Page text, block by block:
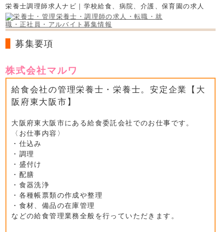
栄養士調理師求人ナビ｜学校給食、病院、介護、保育園の求人
募集要項
株式会社マルワ
給食会社の管理栄養士・栄養士。安定企業【大
阪府東大阪市】
大阪府東大阪市にある給食委託会社でのお仕事です。
〈お仕事内容〉
・仕込み
・調理
・盛付け
・配膳
・食器洗浄
・各種帳票類の作成や整理
・食材、備品の在庫管理
などの給食管理業務全般を行っていただきます。